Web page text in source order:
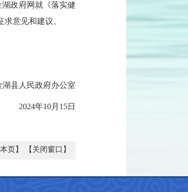
政府网就《落实健
意见和建议。
湖县人民政府办公室
2024年10月15日
页】 【关闭窗口】